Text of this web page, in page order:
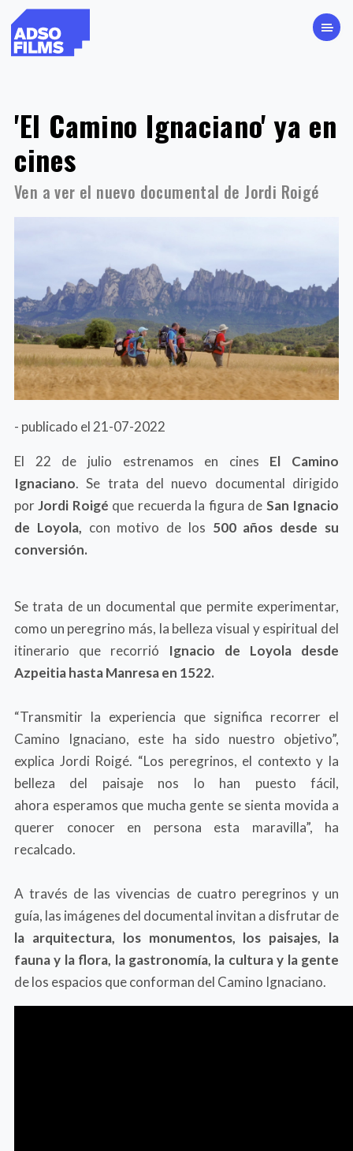
'El Camino Ignaciano' ya en
cines
Ven a ver el nuevo documental de Jordi Roigé
- publicado el 21-07-2022
El 22 de julio estrenamos en cines El Camino
Ignaciano. Se trata del nuevo documental dirigido
porJordi Roigé que recuerda la figura de San Ignacio
de Loyola, con motivo de los 500 años desde su
conversión.
Se trata de un documental que permite experimentar,
como un peregrino más, la belleza visual y espiritual del
itinerario que recorrió Ignacio de Loyola desde
Azpeitia hasta Manresa en 1522.
“Transmitir la experiencia que significa recorrer el
Camino Ignaciano, este ha sido nuestro objetivo”,
explica Jordi Roigé. “Los peregrinos, el contexto y la
belleza del paisaje nos lo han puesto fácil,
ahora esperamos que mucha gente se sienta movida a
querer conocer en persona esta maravilla”, ha
recalcado.
A través de las vivencias de cuatro peregrinos y un
guía, las imágenes del documental invitan a disfrutar de
la arquitectura, los monumentos, los paisajes, la
fauna y la flora, la gastronomía, la cultura y la gente
de los espacios que conforman del Camino Ignaciano.